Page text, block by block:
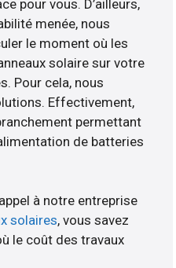
pour vous. D’ailleurs,
menée, nous
le moment où les
solaire sur votre
Pour cela, nous
Effectivement,
permettant
de batteries
à notre entreprise
solaires, vous savez
le coût des travaux